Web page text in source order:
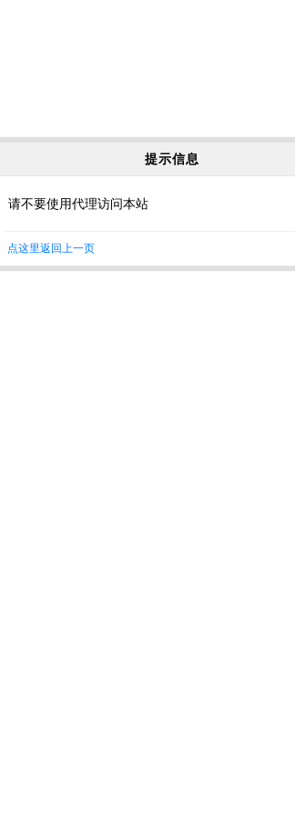
提示信息
请不要使用代理访问本站
点这里返回上一页